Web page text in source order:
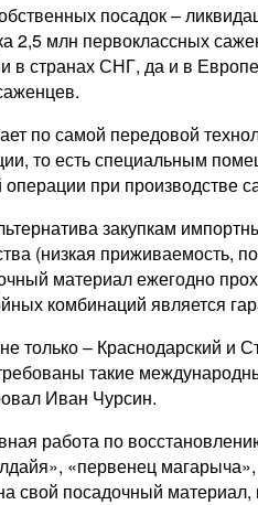
посадок –
млн первоклассных
СНГ, да и в
по самой передовой
то есть специальным
при производстве
закупкам
(низкая
материал ежегодно
комбинаций является
– Краснодарский и
такие
Иван Чурсин.
работа по
«первенец
свой посадочный